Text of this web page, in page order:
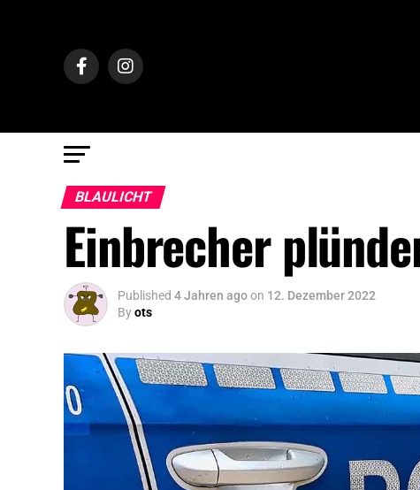
BLAULICHT
Einbrecher
Published 4 Jahren agoon 12. Dezember 2022
Byots